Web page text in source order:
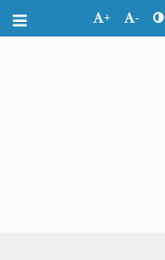
+ -